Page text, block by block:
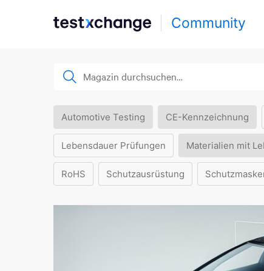
Community
Automotive Testing CE-Kennzeichnung
Lebensdauer Prüfungen Materialien mit
RoHS Schutzausrüstung